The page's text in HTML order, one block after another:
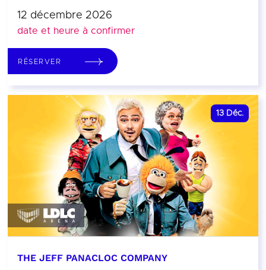
12 décembre 2026
date et heure à confirmer
RÉSERVER
13 Déc.
THE JEFF PANACLOC COMPANY